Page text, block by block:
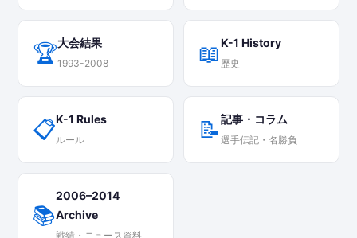
🏆大会結果
1993-2008 📖K-1 History
歴史
📋K-1 Rules
ルール 📝記事・コラム
選手伝記・名勝負
📚
2006–2014
Archive
戦績・ニュース資料